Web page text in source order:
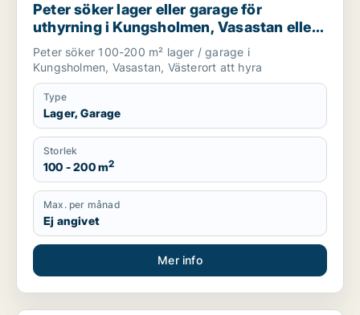
Peter söker lager eller garage för
uthyrning i Kungsholmen, Vasastan eller
Västerort
Peter söker 100-200 m² lager / garage i
Kungsholmen, Vasastan, Västerort att hyra
Type
Lager, Garage
Storlek
100 - 200 m2
Max. per månad
Ej angivet
Mer info